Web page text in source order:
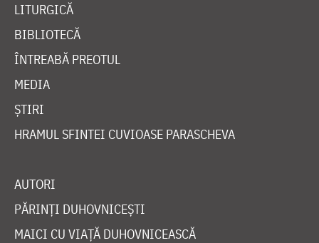
LITURGICĂ
BIBLIOTECĂ
ÎNTREABĂ PREOTUL
MEDIA
ȘTIRI
HRAMUL SFINTEI CUVIOASE PARASCHEVA
AUTORI
PĂRINȚI DUHOVNICEȘTI
MAICI CU VIAȚĂ DUHOVNICEASCĂ